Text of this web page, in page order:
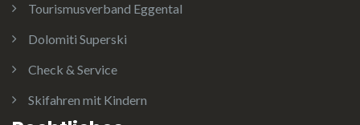
Tourismusverband Eggental
Dolomiti Superski
Check & Service
Skifahren mit Kindern